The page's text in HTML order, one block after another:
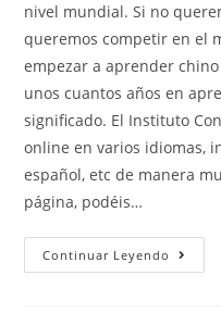
nivel mundial. Si no
queremos competir en el
empezar a aprender
unos cuantos años en
significado. El Instituto
online en varios idiomas,
español, etc de manera
página, podéis…
Continuar Leyendo
Chino